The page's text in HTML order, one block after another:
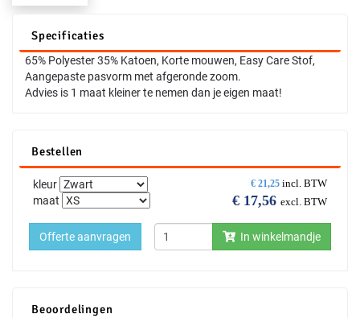
Specificaties
65% Polyester 35% Katoen, Korte mouwen, Easy Care Stof,
Aangepaste pasvorm met afgeronde zoom.
Advies is 1 maat kleiner te nemen dan je eigen maat!
Bestellen
€ 21,25 incl. BTW
€ 17,56 excl. BTW
kleur
maat
In winkelmandje
Offerte aanvragen
Beoordelingen